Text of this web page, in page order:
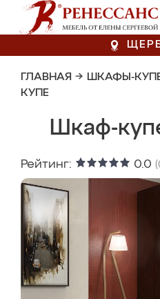
ГЛАВНАЯ → ШКАФЫ-
КУПЕ
Шкаф-
Рейтинг: 0.0 (